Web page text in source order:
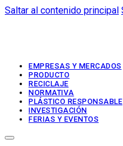
Saltar al contenido principal
EMPRESAS Y MERCADOS
PRODUCTO
RECICLAJE
NORMATIVA
PLÁSTICO RESPONSABLE
INVESTIGACIÓN
FERIAS Y EVENTOS